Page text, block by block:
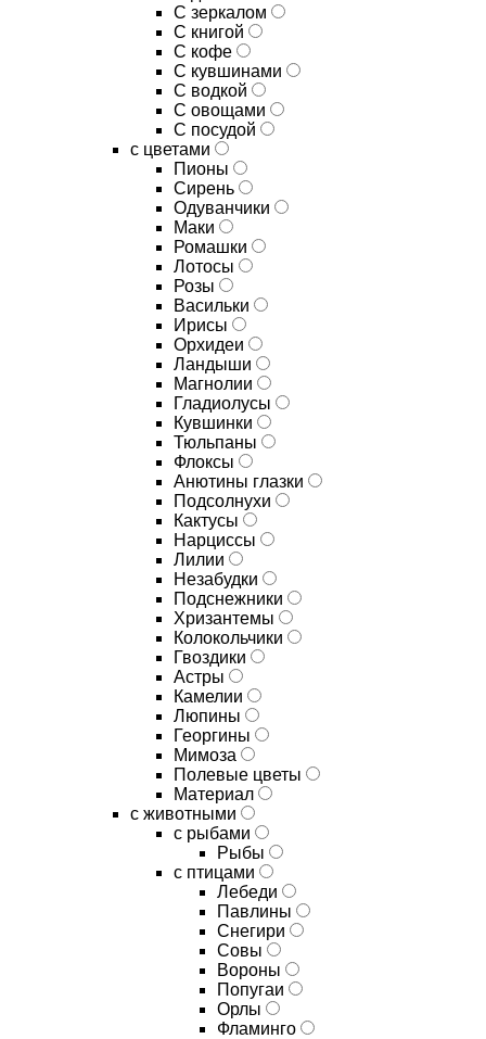
C зеркалом
C книгой
C кофе
C кувшинами
C водкой
C овощами
C посудой
с цветами
Пионы
Сирень
Одуванчики
Маки
Ромашки
Лотосы
Розы
Васильки
Ирисы
Орхидеи
Ландыши
Магнолии
Гладиолусы
Кувшинки
Тюльпаны
Флоксы
Анютины глазки
Подсолнухи
Кактусы
Нарциссы
Лилии
Незабудки
Подснежники
Хризантемы
Колокольчики
Гвоздики
Астры
Камелии
Люпины
Георгины
Мимоза
Полевые цветы
Материал
с животными
с рыбами
Рыбы
с птицами
Лебеди
Павлины
Снегири
Совы
Вороны
Попугаи
Орлы
Фламинго